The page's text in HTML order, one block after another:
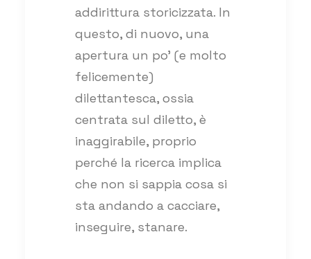
addirittura storicizzata. In
questo, di nuovo, una
apertura un po’ (e molto
felicemente)
dilettantesca, ossia
centrata sul diletto, è
inaggirabile, proprio
perché la ricerca implica
che non si sappia cosa si
sta andando a cacciare,
inseguire, stanare.